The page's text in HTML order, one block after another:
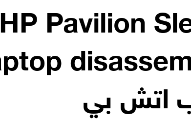
HP Pavilion
اتش بي